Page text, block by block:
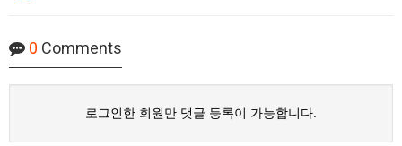
0 Comments
로그인한 회원만 댓글 등록이 가능합니다.